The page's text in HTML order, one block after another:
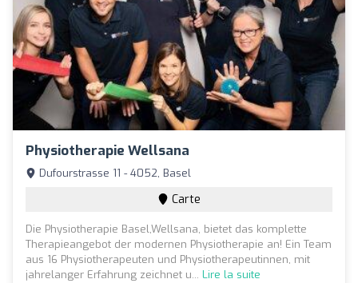
Physiotherapie Wellsana
Dufourstrasse 11 - 4052, Basel
Carte
Die Physiotherapie Basel,Wellsana, bietet das komplette
Therapieangebot der modernen Physiotherapie an! Ein Team
aus 16 Physiotherapeuten und Physiotherapeutinnen, mit
jahrelanger Erfahrung zeichnet u... Lire la suite